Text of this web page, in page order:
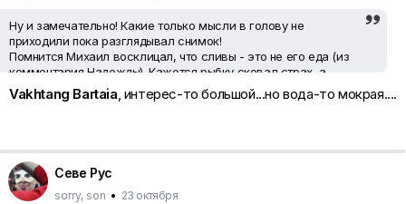
Ну и замечательно! Какие только мысли в голову не
приходили пока разглядывал снимок!
Помнится Михаил восклицал, что сливы - это не его еда (из
комментария Надежды). Кажется рыбку сковал страх, а
Михаил смотрит на неё, скажем так, с большим интересом...
Vakhtang Bartaia, интерес-то большой...но вода-то мокрая....
Севе Рус
sorry, son • 23 октября